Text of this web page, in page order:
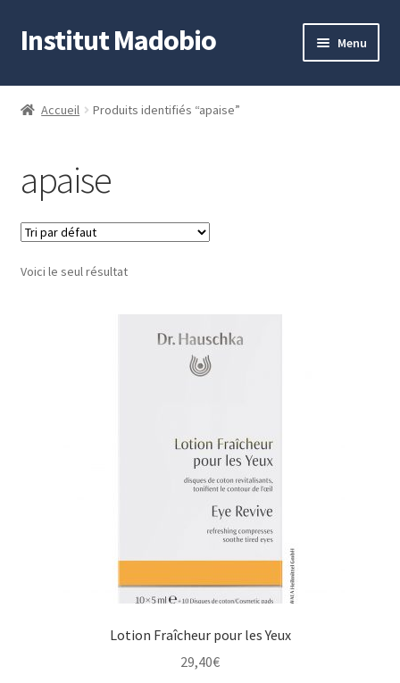
Aller
à
navigation
Aller
au
Institut Madobio Menu
Accueil
Mon compte
Panier
Validation de la commande
Accueil Produits identifiés “apaise”
apaise
Voici le seul résultat
Lotion Fraîcheur pour les Yeux
29,40€